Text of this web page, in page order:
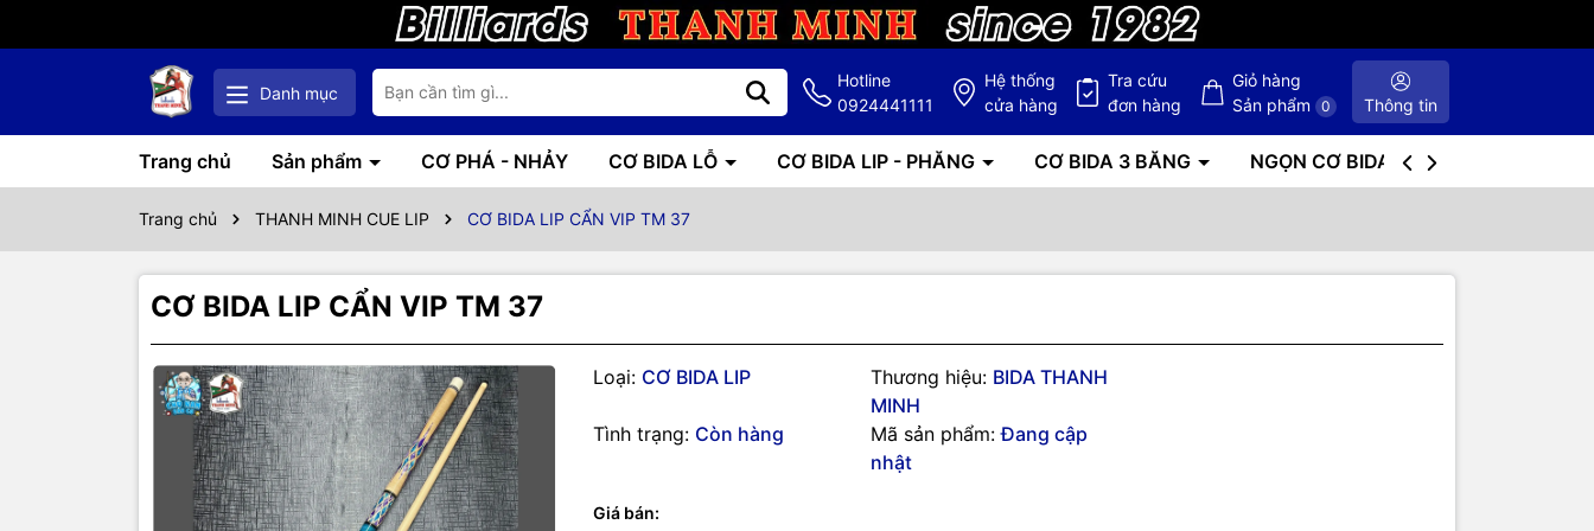
Danh mục
Hotline
0924441111
Hệ thống
cửa hàng
Tra cứu
đơn hàng
Giỏ hàng
Sản phẩm
0 Thông tin
Trang chủ Sản phẩm CƠ PHÁ - NHẢY CƠ BIDA LỖ CƠ BIDA LIP - PHĂNG CƠ BIDA 3 BĂNG NGỌN CƠ BIDA
Trang chủ THANH MINH CUE LIP CƠ BIDA LIP CẨN VIP TM 37
CƠ BIDA LIP CẨN VIP TM 37
Loại: CƠ BIDA LIP Thương hiệu: BIDA THANH
MINH
Tình trạng: Còn hàng Mã sản phẩm: Đang cập
nhật
Giá bán:
Thông số kỹ thuật
CƠ BIDA LIP CẨN VIP
CÁN FULL CẨN EPOXY MÀU XANH TRÊN NỀN GỖ MAPLE